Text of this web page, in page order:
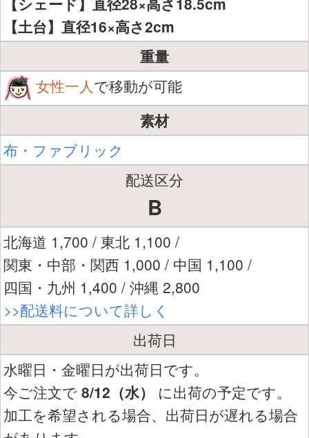
【土台】直径16×高さ2cm
重量
女性一人で移動が可能
素材
布・ファブリック
配送区分
B
北海道 1,700 / 東北 1,100 /
関東・中部・関西 1,000 / 中国 1,100 /
四国・九州 1,400 / 沖縄 2,800
>>配送料について詳しく
出荷日
水曜日・金曜日が出荷日です。
今ご注文で 8/12（水）
に出荷の予定です。
加工を希望される場合、出荷日が遅れる場合